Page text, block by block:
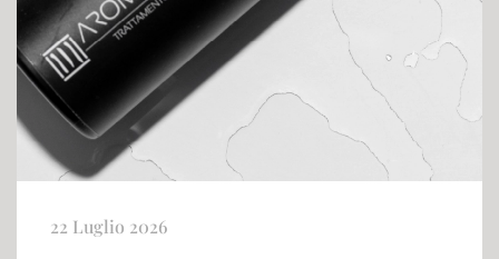
22 Luglio 2026